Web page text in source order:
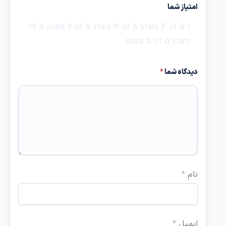
امتیاز شما
2 of 5 stars 3 of 5 stars 4 of 5
stars 5 of 5 stars
دیدگاه شما*
*